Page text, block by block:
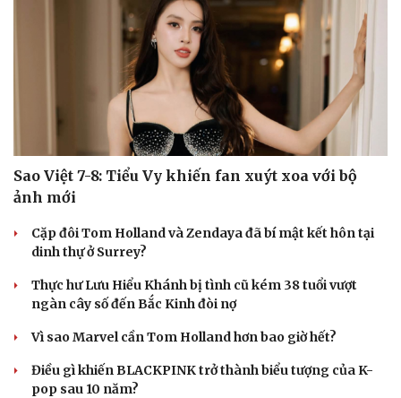
Sao Việt 7-8: Tiểu Vy khiến fan xuýt xoa với bộ
ảnh mới
Cặp đôi Tom Holland và Zendaya đã bí mật kết hôn tại
dinh thự ở Surrey?
Thực hư Lưu Hiểu Khánh bị tình cũ kém 38 tuổi vượt
ngàn cây số đến Bắc Kinh đòi nợ
Vì sao Marvel cần Tom Holland hơn bao giờ hết?
Điều gì khiến BLACKPINK trở thành biểu tượng của K-
pop sau 10 năm?